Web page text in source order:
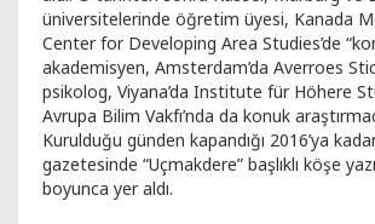
üniversitelerinde öğretim üyesi, Kanada
Center for Developing Area Studies’de
akademisyen, Amsterdam’da Averroes
psikolog, Viyana’da Institute für Höhere
Avrupa Bilim Vakfı’nda da konuk
Kurulduğu günden kapandığı 2016’ya
gazetesinde “Uçmakdere” başlıklı köşe
boyunca yer aldı.